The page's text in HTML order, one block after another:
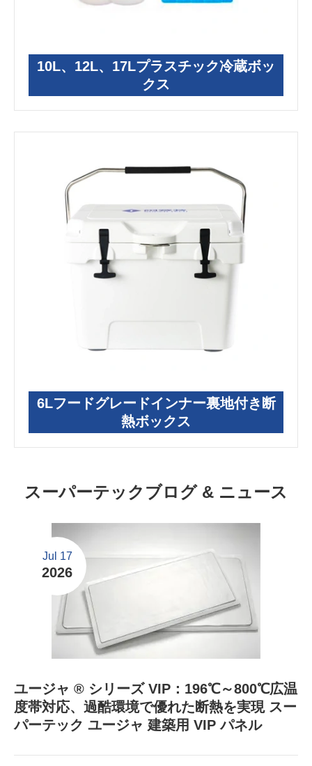
10L、12L、17Lプラスチック冷蔵ボッ
クス
6Lフードグレードインナー裏地付き断
熱ボックス
スーパーテックブログ & ニュース
Jul 17
2026
ユージャ ® シリーズ VIP：196℃～800℃広温
度帯対応、過酷環境で優れた断熱を実現 スー
パーテック ユージャ 建築用 VIP パネル